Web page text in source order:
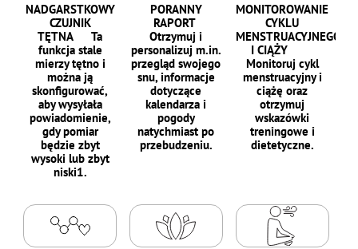
NADGARSTKOWY
CZUJNIK
TĘTNA Ta
funkcja stale
mierzy tętno i
można ją
skonfigurować,
aby wysyłała
powiadomienie,
gdy pomiar
będzie zbyt
wysoki lub zbyt
niski1.
PORANNY
RAPORT
Otrzymuj i
personalizuj m.in.
przegląd swojego
snu, informacje
dotyczące
kalendarza i
pogody
natychmiast po
przebudzeniu.
MONITOROWANIE
CYKLU
MENSTRUACYJNEGO
I CIĄŻY
Monitoruj cykl
menstruacyjny i
ciążę oraz
otrzymuj
wskazówki
treningowe i
dietetyczne.